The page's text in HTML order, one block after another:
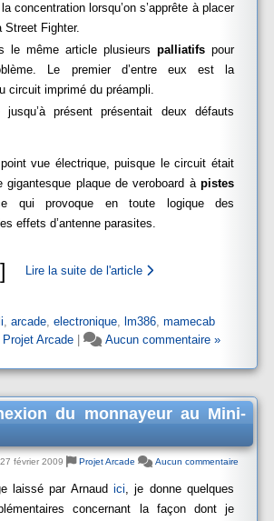
concentration lorsqu’on s’apprête à placer
Street Fighter.
le même article plusieurs palliatifs pour
Le premier d’entre eux est la
circuit imprimé du préampli.
présent présentait deux défauts
vue électrique, puisque le circuit était
gigantesque plaque de veroboard à pistes
qui provoque en toute logique des
effets d’antenne parasites.
] Lire la suite de l'article
, arcade, electronique, lm386, mamecab
Projet Arcade Aucun commentaire »
du monnayeur au Mini-
février 2009 Projet Arcade Aucun commentaire
laissé par Arnaud ici, je donne quelques
concernant la façon dont je